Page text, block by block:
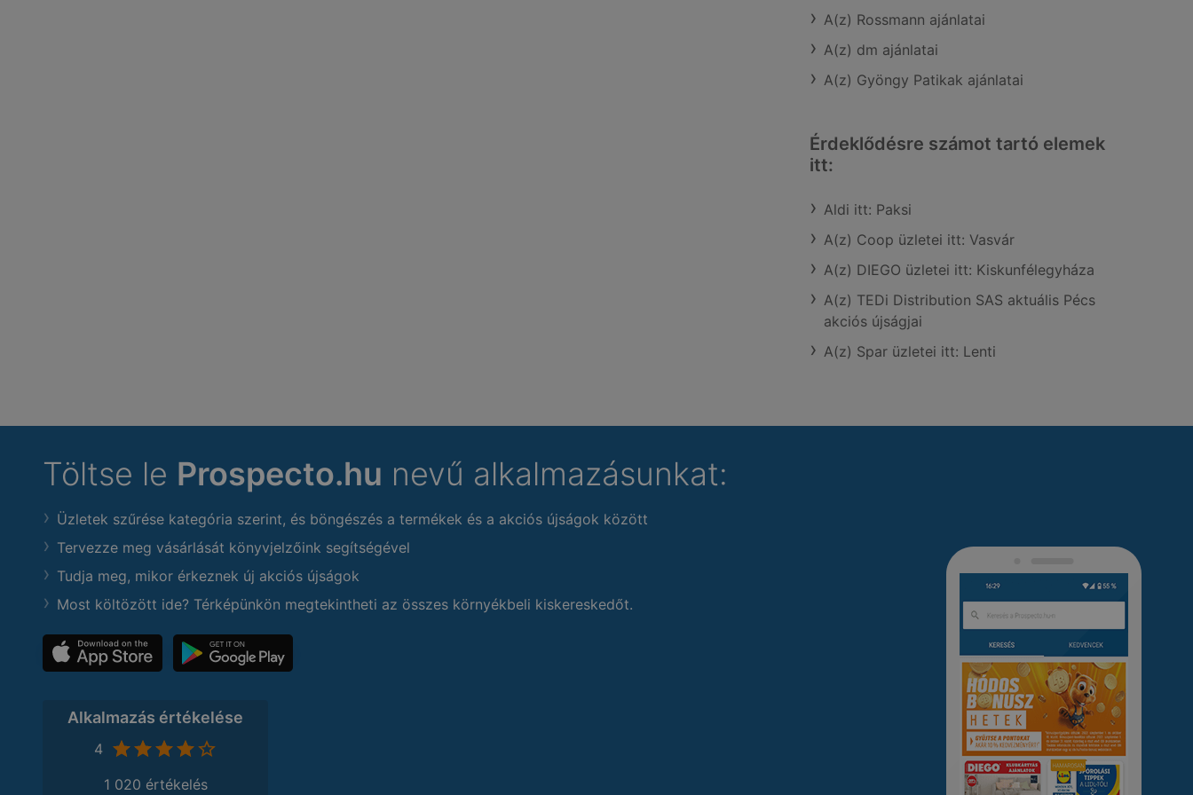
A(z) Rossmann ajánlatai
A(z) dm ajánlatai
A(z) Gyöngy Patikak ajánlatai
Érdeklődésre számot tartó elemek
itt:
Aldi itt: Paksi
A(z) Coop üzletei itt: Vasvár
A(z) DIEGO üzletei itt: Kiskunfélegyháza
A(z) TEDi Distribution SAS aktuális Pécs
akciós újságjai
A(z) Spar üzletei itt: Lenti
Töltse le Prospecto.hu nevű alkalmazásunkat:
Üzletek szűrése kategória szerint, és böngészés a termékek és a akciós újságok között
Tervezze meg vásárlását könyvjelzőink segítségével
Tudja meg, mikor érkeznek új akciós újságok
Most költözött ide? Térképünkön megtekintheti az összes környékbeli kiskereskedőt.
Alkalmazás értékelése
4
1 020 értékelés